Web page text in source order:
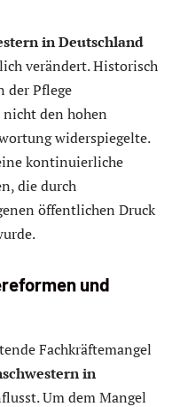
in Deutschland
verändert. Historisch
der Pflege
den hohen
widerspiegelte.
kontinuierliche
die durch
öffentlichen Druck
und
Fachkräftemangel
in
Um dem Mangel